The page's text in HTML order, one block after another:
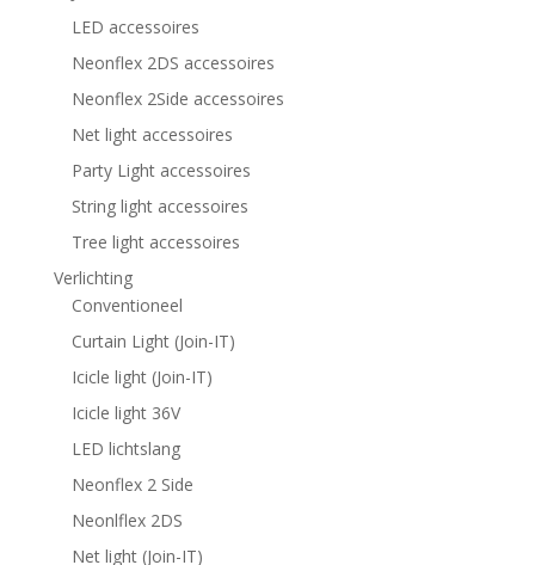
LED accessoires
Neonflex 2DS accessoires
Neonflex 2Side accessoires
Net light accessoires
Party Light accessoires
String light accessoires
Tree light accessoires
Verlichting
Conventioneel
Curtain Light (Join-IT)
Icicle light (Join-IT)
Icicle light 36V
LED lichtslang
Neonflex 2 Side
Neonlflex 2DS
Net light (Join-IT)